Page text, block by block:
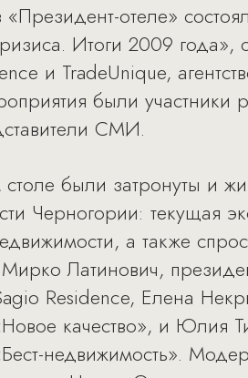
«Президент-отеле»
Итоги 2009 года»,
и TradeUnique,
были
СМИ.
были затронуты и
Черногории: текущая
а также
Латинович,
Residence, Елена
качество», и Юлия
недвижимость».